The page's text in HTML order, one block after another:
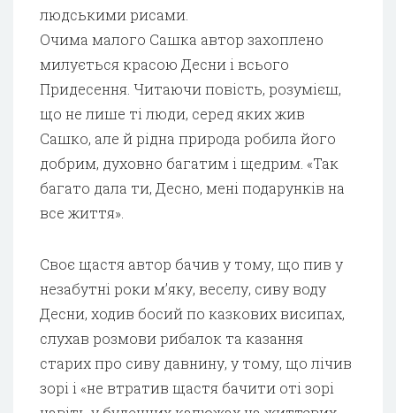
людськими рисами.
Очима малого Сашка автор захоплено
милується красою Десни і всього
Придесення. Читаючи повість, розумієш,
що не лише ті люди, серед яких жив
Сашко, але й рідна природа робила його
добрим, духовно багатим і щедрим. «Так
багато дала ти, Десно, мені подарунків на
все життя».
Своє щастя автор бачив у тому, що пив у
незабутні роки м’яку, веселу, сиву воду
Десни, ходив босий по казкових висипах,
слухав розмови рибалок та казання
старих про сиву давнину, у тому, що лічив
зорі і «не втратив щастя бачити оті зорі